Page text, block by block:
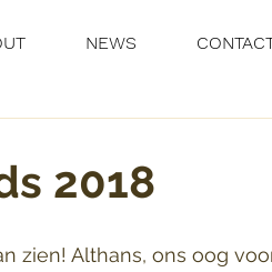
2018
zien! Althans, ons oog
NEWS